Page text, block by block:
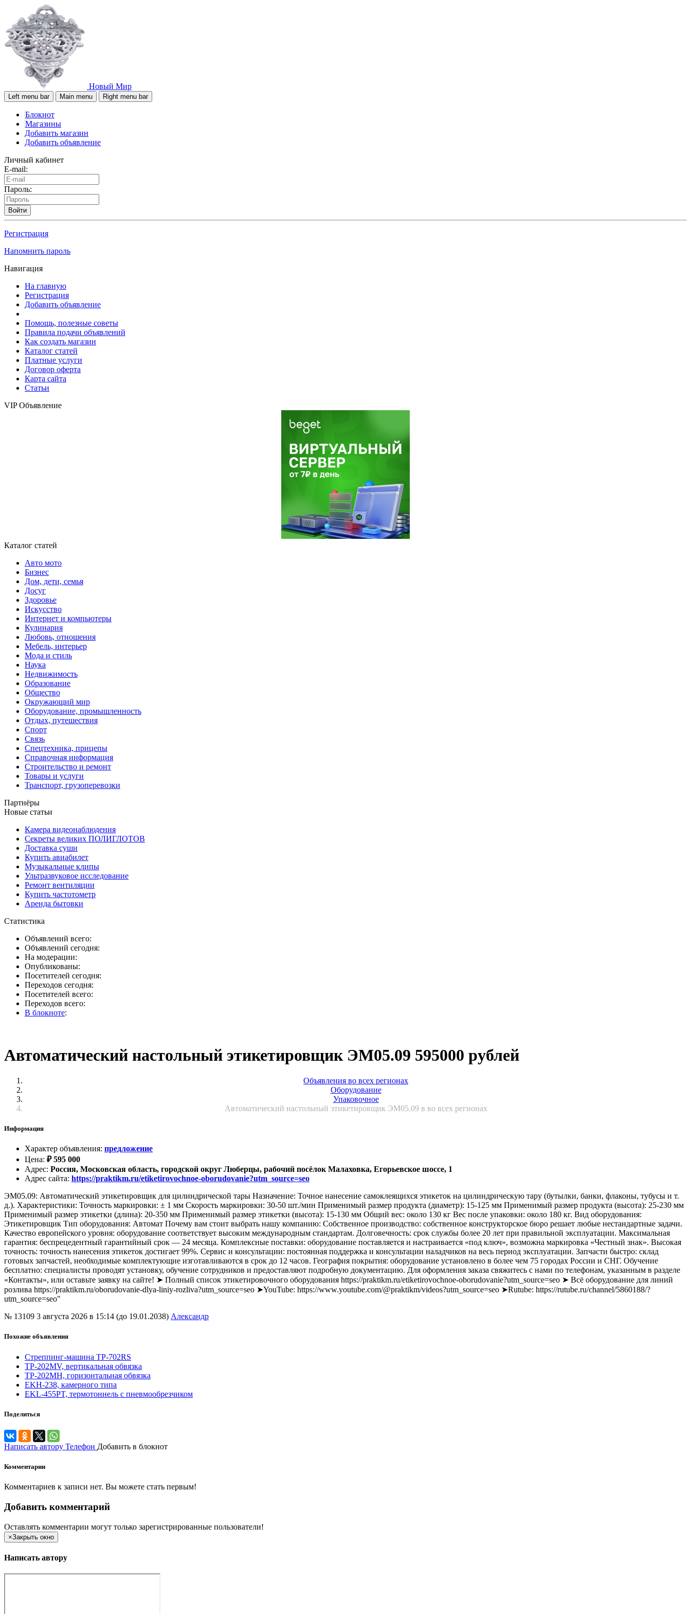
Новый Мир
Left menu bar Main menu Right menu bar
Блокнот
Магазины
Добавить магазин
Добавить объявление
Личный кабинет
E-mail:
Пароль:
Войти
Регистрация
Напомнить пароль
Навигация
На главную
Регистрация
Добавить объявление
Помощь, полезные советы
Правила подачи объявлений
Как создать магазин
Каталог статей
Платные услуги
Договор оферта
Карта сайта
Статьи
VIP Объявление
Каталог статей
Авто мото
Бизнес
Дом, дети, семья
Досуг
Здоровье
Искусство
Интернет и компьютеры
Кулинария
Любовь, отношения
Мебель, интерьер
Мода и стиль
Наука
Недвижимость
Образование
Общество
Окружающий мир
Оборудование, промышленность
Отдых, путешествия
Спорт
Связь
Спецтехника, прицепы
Справочная информация
Строительство и ремонт
Товары и услуги
Транспорт, грузоперевозки
Партнёры
Новые статьи
Камера видеонаблюдения
Секреты великих ПОЛИГЛОТОВ
Доставка суши
Купить авиабилет
Музыкальные клипы
Ультразвуковое исследование
Ремонт вентиляции
Купить частотометр
Аренда бытовки
Статистика
Объявлений всего:
Объявлений сегодня:
На модерации:
Опубликованы:
Посетителей сегодня:
Переходов сегодня:
Посетителей всего:
Переходов всего:
В блокноте:
Автоматический настольный этикетировщик ЭМ05.09 595000 рублей
Объявления во всех регионах
Оборудование
Упаковочное
Автоматический настольный этикетировщик ЭМ05.09 в во всех регионах
Информация
Характер объявления: предложение
Цена: ₽595 000
Адрес: Россия, Московская область, городской округ Люберцы, рабочий посёлок Малаховка, Егорьевское шоссе, 1
Адрес сайта: https://praktikm.ru/etiketirovochnoe-oborudovanie?utm_source=seo
ЭМ05.09: Автоматический этикетировщик для цилиндрической тары Назначение: Точное нанесение самоклеящихся этикеток на цилиндрическую тару (бутылки, банки, флаконы, тубусы и т.
д.). Характеристики: Точность маркировки: ± 1 мм Скорость маркировки: 30-50 шт./мин Применимый размер продукта (диаметр): 15-125 мм Применимый размер продукта (высота): 25-230 мм
Применимый размер этикетки (длина): 20-350 мм Применимый размер этикетки (высота): 15-130 мм Общий вес: около 130 кг Вес после упаковки: около 180 кг. Вид оборудования:
Этикетировщик Тип оборудования: Автомат Почему вам стоит выбрать нашу компанию: Собственное производство: собственное конструкторское бюро решает любые нестандартные задачи.
Качество европейского уровня: оборудование соответствует высоким международным стандартам. Долговечность: срок службы более 20 лет при правильной эксплуатации. Максимальная
гарантия: беспрецедентный гарантийный срок — 24 месяца. Комплексные поставки: оборудование поставляется и настраивается «под ключ», возможна маркировка «Честный знак». Высокая
точность: точность нанесения этикеток достигает 99%. Сервис и консультации: постоянная поддержка и консультации наладчиков на весь период эксплуатации. Запчасти быстро: склад
готовых запчастей, необходимые комплектующие изготавливаются в срок до 12 часов. География покрытия: оборудование установлено в более чем 75 городах России и СНГ. Обучение
бесплатно: специалисты проводят установку, обучение сотрудников и предоставляют подробную документацию. Для оформления заказа свяжитесь с нами по телефонам, указанным в разделе
«Контакты», или оставьте заявку на сайте! ➤ Полный список этикетировочного оборудования https://praktikm.ru/etiketirovochnoe-oborudovanie?utm_source=seo ➤ Всё оборудование для линий
розлива https://praktikm.ru/oborudovanie-dlya-liniy-rozliva?utm_source=seo ➤YouTube: https://www.youtube.com/@praktikm/videos?utm_source=seo ➤Rutube: https://rutube.ru/channel/5860188/?
utm_source=seo"
№ 13109 3 августа 2026 в 15:14 (до 19.01.2038) Александр
Похожие объявления
Стреппинг-машина TP-702RS
TP-202MV, вертикальная обвязка
TP-202MH, горизонтальная обвязка
EKH-238, камерного типа
EKL-455PT, термотоннель с пневмообрезчиком
Поделиться
Написать автору Телефон Добавить в блокнот
Комментарии
Комментариев к записи нет. Вы можете стать первым!
Добавить комментарий
Оставлять комментарии могут только зарегистрированные пользователи!
×Закрыть окно
Написать автору